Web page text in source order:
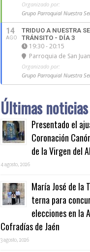
Organizado por:
Grupo Parroquial Nuestra
14
AGO
TRIDUO A NUESTRA
TRÁNSITO - DÍA 3
19:30 - 20:15
Parroquia de San
Organizado por:
Grupo Parroquial Nuestra
Últimas noticias
Presentado el
Coronación
de la Virgen del
4 agosto, 2026
María José de la
terna para
elecciones en la
Cofradías de Jaén
3 agosto, 2026